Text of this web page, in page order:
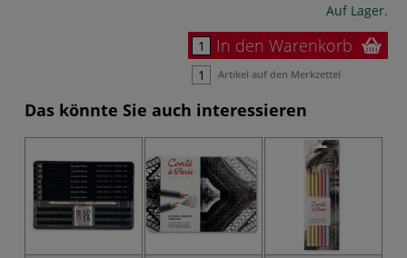
Auf Lager.
In den Warenkorb
Artikel auf den Merkzettel
Das könnte Sie auch interessieren